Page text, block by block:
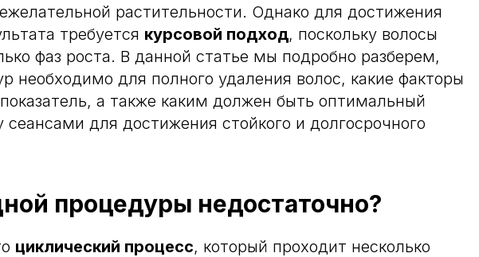
растительности. Однако для достижения
требуется курсовой подход, поскольку волосы
фаз роста. В данной статье мы подробно разберем,
необходимо для полного удаления волос, какие факторы
а также каким должен быть оптимальный
для достижения стойкого и долгосрочного
процедуры недостаточно?
циклический процесс, который проходит несколько